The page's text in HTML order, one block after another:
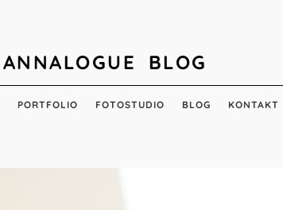
ANNALOGUE BLOG
PORTFOLIO FOTOSTUDIO BLOG KONTAKT